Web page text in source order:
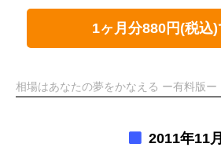
1ヶ月分880円(税込)
相場はあなたの夢をかなえる ー有料版ー
2011年11月